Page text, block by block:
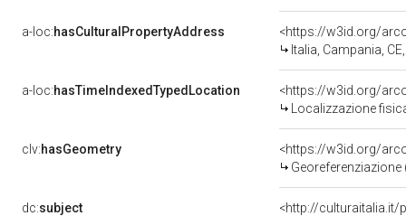
a-loc:hasCulturalPropertyAddress
<https://w3id.org/
Italia, Campania,
a-loc:hasTimeIndexedTypedLocation
<https://w3id.org/
Localizzazione
clv:hasGeometry
<https://w3id.org/
dc:subject <http://culturaitalia.it/